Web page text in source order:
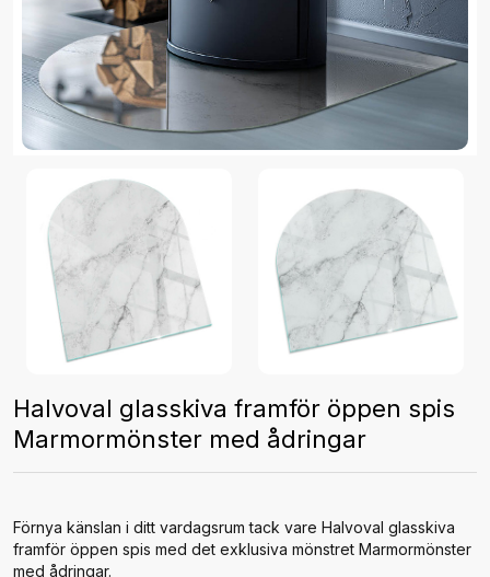
Halvoval glasskiva framför öppen spis
Marmormönster med ådringar
Förnya känslan i ditt vardagsrum tack vare Halvoval glasskiva
framför öppen spis med det exklusiva mönstret Marmormönster
med ådringar.